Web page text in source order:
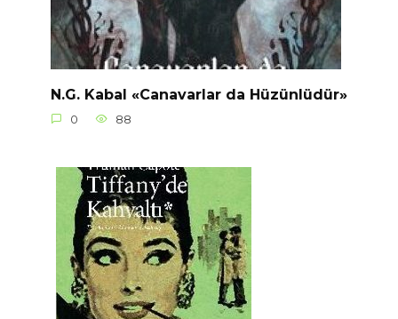
N.G. Kabal «Canavarlar da Hüzünlüdür»
0 88